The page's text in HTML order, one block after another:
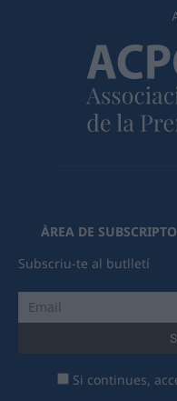
ÀREA DE
Subscriu-te al butlletí
Si continues,